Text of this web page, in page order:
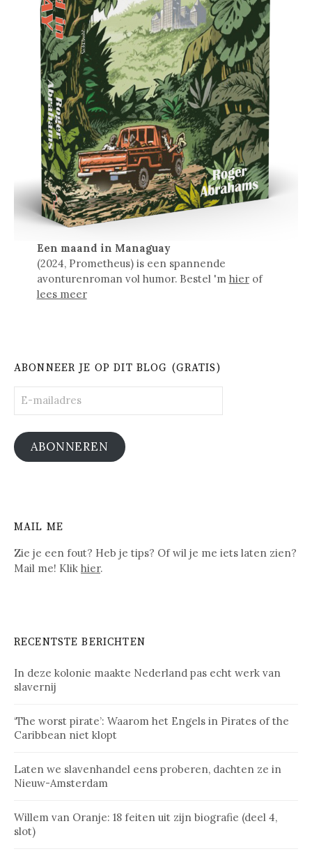
Een maand in Managuay
(2024, Prometheus) is een spannende
avonturenroman vol humor. Bestel 'm hierof
lees meer
ABONNEER JE OP DIT BLOG (GRATIS)
mailadres
ABONNEREN
MAIL ME
Zie je een fout? Heb je tips? Of wil je me iets laten zien?
Mail me! Klik hier.
RECENTSTE BERICHTEN
In deze kolonie maakte Nederland pas echt werk van
slavernij
‘The worst pirate’: Waarom het Engels in Pirates of the
Caribbean niet klopt
Laten we slavenhandel eens proberen, dachten ze in
Nieuw-Amsterdam
Willem van Oranje: 18 feiten uit zijn biografie (deel 4,
slot)